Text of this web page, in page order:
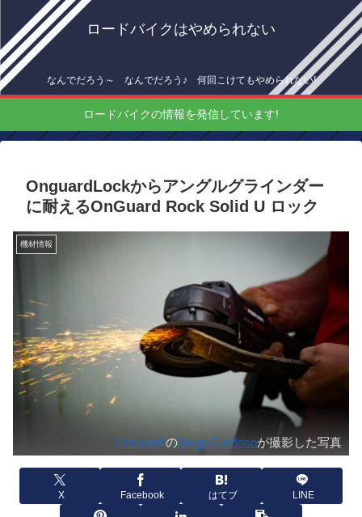
ロードバイクはやめられない
なんでだろう～ なんでだろう♪ 何回こけてもやめられない!
ロードバイクの情報を発信しています!
OnguardLockからアングルグラインダー
に耐えるOnGuard Rock Solid U ロック
機材情報
UnsplashのDiogo Cardosoが撮影した写真
X Facebook はてブ LINE